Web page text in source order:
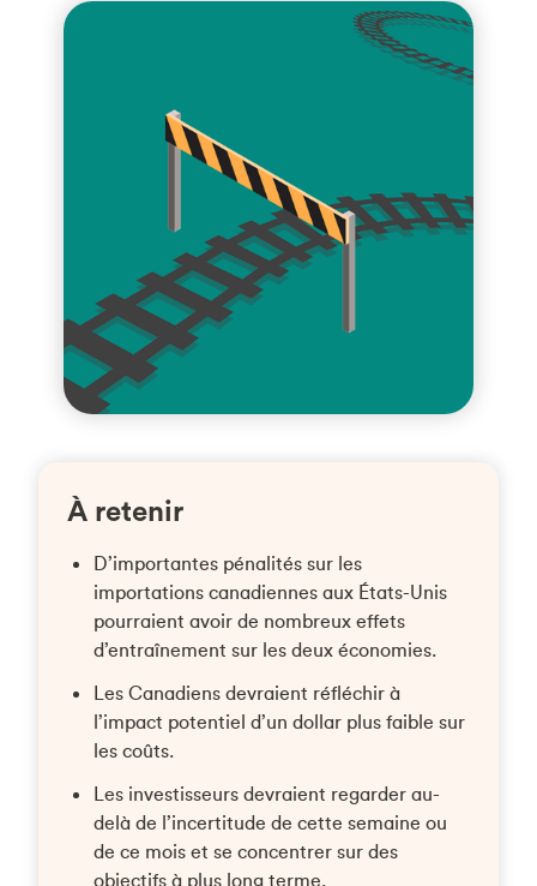
À retenir
D’importantes pénalités sur les
importations canadiennes aux États-Unis
pourraient avoir de nombreux effets
d’entraînement sur les deux économies.
Les Canadiens devraient réfléchir à
l’impact potentiel d’un dollar plus faible sur
les coûts.
Les investisseurs devraient regarder au-
delà de l’incertitude de cette semaine ou
de ce mois et se concentrer sur des
objectifs à plus long terme.